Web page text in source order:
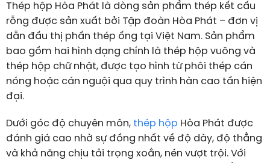
Thép hộp Hòa Phát là dòng sản phẩm thép kết cấu
rỗng được sản xuất bởi Tập đoàn Hòa Phát – đơn vị
dẫn đầu thị phần thép ống tại Việt Nam. Sản phẩm
bao gồm hai hình dạng chính là thép hộp vuông và
thép hộp chữ nhật, được tạo hình từ phôi thép cán
nóng hoặc cán nguội qua quy trình hàn cao tần hiện
đại.
Dưới góc độ chuyên môn, thép hộp Hòa Phát được
đánh giá cao nhờ sự đồng nhất về độ dày, độ thẳng
và khả năng chịu tải trọng xoắn, nén vượt trội. Với